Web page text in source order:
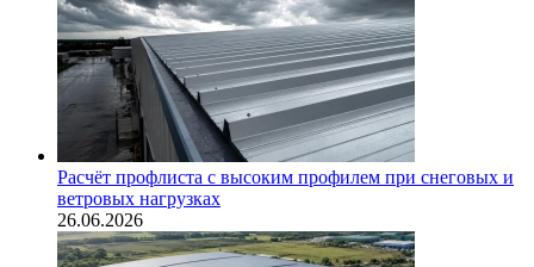
Расчёт профлиста с высоким профилем при снеговых и
ветровых нагрузках
26.06.2026